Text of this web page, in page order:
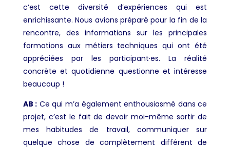
c’est cette diversité d’expériences qui est
enrichissante. Nous avions préparé pour la fin de la
rencontre, des informations sur les principales
formations aux métiers techniques qui ont été
appréciées par les participant·es. La réalité
concrète et quotidienne questionne et intéresse
beaucoup !
AB : Ce qui m’a également enthousiasmé dans ce
projet, c’est le fait de devoir moi-même sortir de
mes habitudes de travail, communiquer sur
quelque chose de complètement différent de